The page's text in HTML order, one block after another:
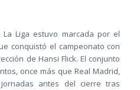
La Liga estuvo marcada por el
conquistó el campeonato con
de Hansi Flick. El conjunto
once más que Real Madrid,
antes del cierre tras